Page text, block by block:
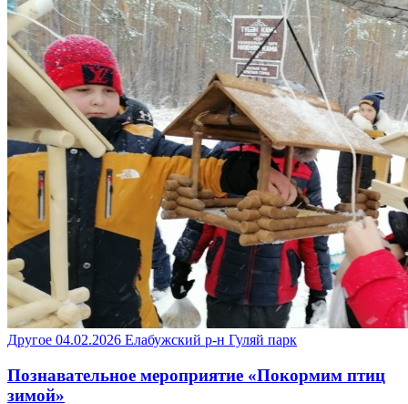
Другое 04.02.2026 Елабужский р-н Гуляй парк
Познавательное мероприятие «Покормим птиц
зимой»